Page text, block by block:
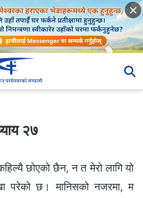
२७
छोएको छैन, न त मेरो लागि यो
परेको छ। मानिसको नजरमा, म